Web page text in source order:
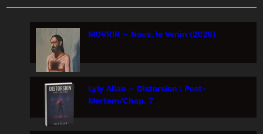
MOVRIR – Nous, le Venin (2026)
Lyly Allan – Distorsion : Post-
Mortem/Chap. 7